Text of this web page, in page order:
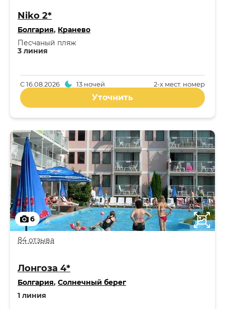
Niko 2*
Болгария, Кранево
3 линия
Песчаный пляж
2-x мест. номер
С16.08.2026 13 ночей
Уточнить
6
84 отзыва
Лонгоза 4*
Болгария, Солнечный берег
1 линия